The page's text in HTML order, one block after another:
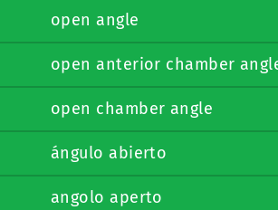
open angle
open anterior chamber
open chamber angle
ángulo abierto
angolo aperto